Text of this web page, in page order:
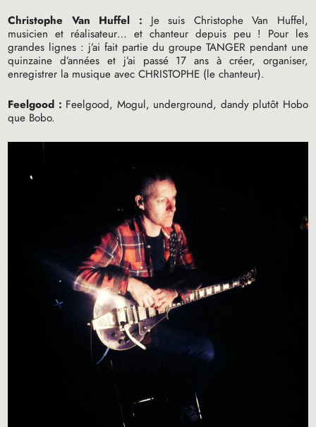
Christophe Van Huffel : Je suis Christophe Van Huffel,
musicien et réalisateur… et chanteur depuis peu ! Pour les
grandes lignes : j’ai fait partie du groupe TANGER pendant une
quinzaine d’années et j’ai passé 17 ans à créer, organiser,
enregistrer la musique avecCHRISTOPHE (le chanteur).
Feelgood : Feelgood, Mogul, underground, dandy plutôt Hobo
que Bobo.